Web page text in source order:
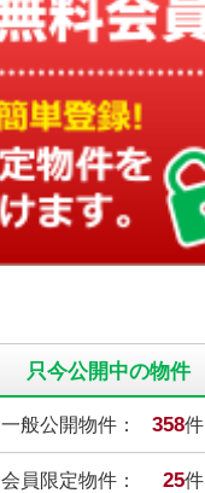
只今公開中の物件
一般公開物件： 358件
会員限定物件： 25件